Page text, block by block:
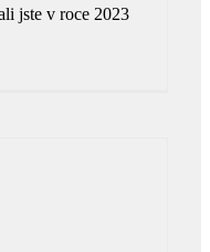
jste v roce 2023